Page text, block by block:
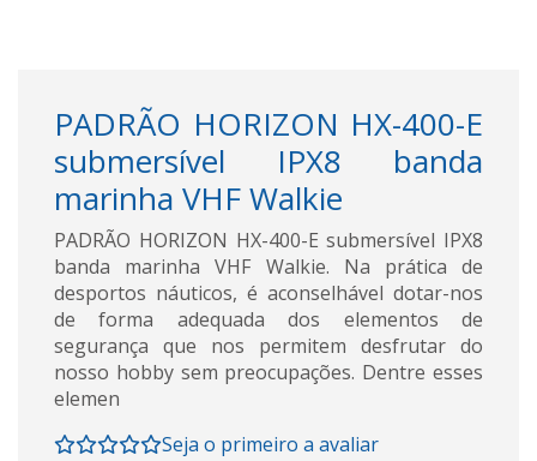
PADRÃO HORIZON HX-400-E
submersível IPX8 banda
marinha VHF Walkie
PADRÃO HORIZON HX-400-E submersível IPX8
banda marinha VHF Walkie. Na prática de
desportos náuticos, é aconselhável dotar-nos
de forma adequada dos elementos de
segurança que nos permitem desfrutar do
nosso hobby sem preocupações. Dentre esses
elemen
Seja o primeiro a avaliar